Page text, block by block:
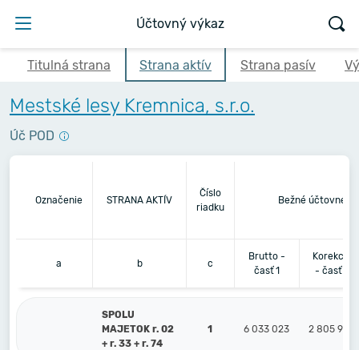
Účtovný výkaz
Titulná strana Strana aktív Strana pasív
Mestské lesy Kremnica, s.r.o.
Úč POD
Označenie STRANA AKTÍV
Číslo
riadku
Bežné účtovné
a b c
Brutto -
časť 1
Korekcia
- časť 2
SPOLU
MAJETOK r. 02
+ r. 33 + r. 74
1 6 033 023 2 805 955